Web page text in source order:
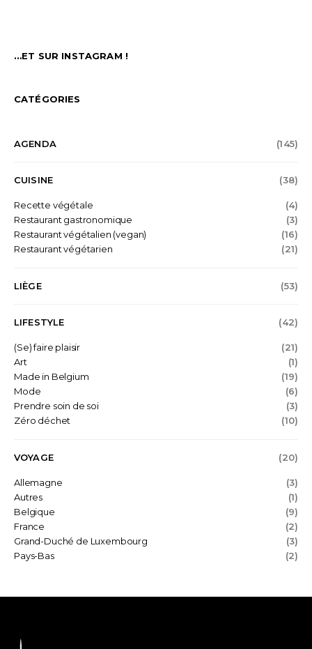
…ET SUR INSTAGRAM !
CATÉGORIES
AGENDA (145)
CUISINE (38)
Recette végétale
(4)
Restaurant gastronomique
(3)
Restaurant végétalien (vegan)
(16)
Restaurant végétarien
(21)
LIÈGE (53)
LIFESTYLE (42)
(Se) faire plaisir
(21)
Art
(1)
Made in Belgium
(19)
Mode
(6)
Prendre soin de soi
(3)
Zéro déchet
(10)
VOYAGE (20)
Allemagne
(3)
Autres
(1)
Belgique
(9)
France
(2)
Grand-Duché de Luxembourg
(3)
Pays-Bas
(2)